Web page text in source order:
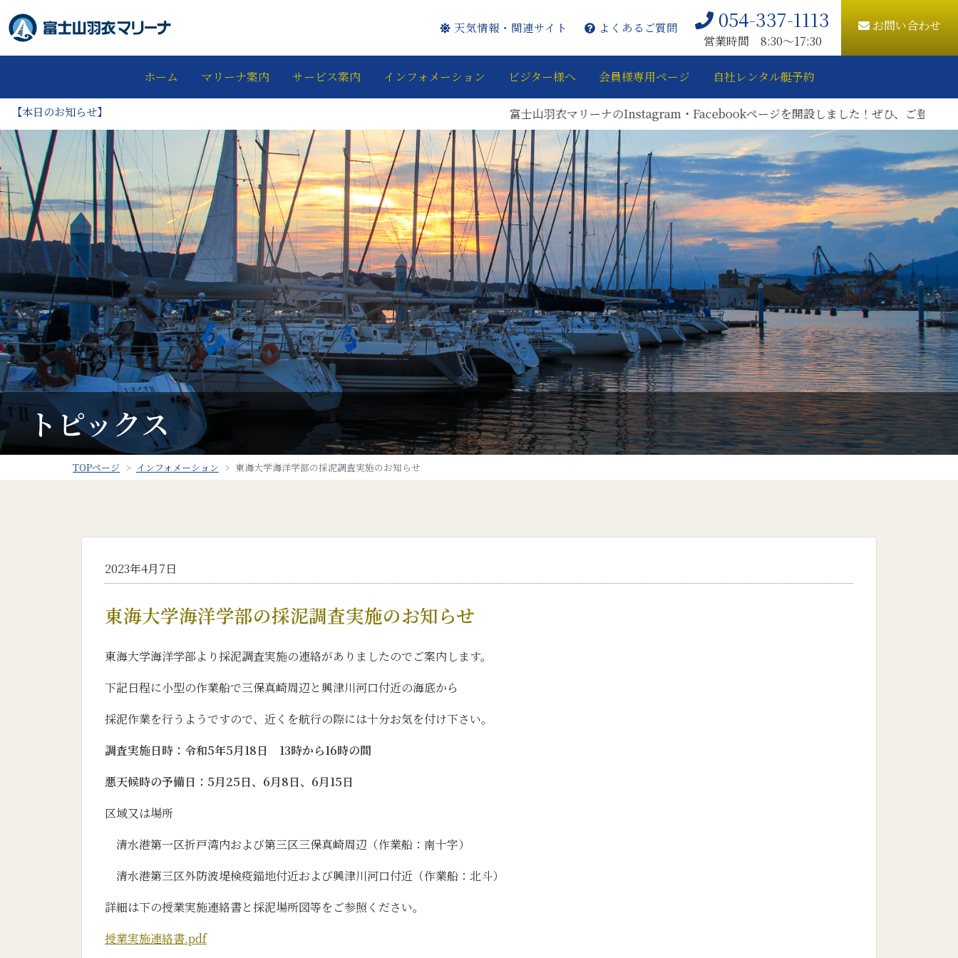
天気情報・関連サイト よくあるご質問 054-337-1113
営業時間 8:30〜17:30
お問い合わせ
ホーム マリーナ案内 サービス案内 インフォメーション ビジター様へ 会員様専用ページ 自社レンタル艇予約
【本日のお知らせ】 富士山羽衣マリーナのInstagram・Facebookページを開設しました！ぜひ、ご登録をお願いい
トピックス
TOPページ インフォメーション 東海大学海洋学部の採泥調査実施のお知らせ
2023年4月7日
東海大学海洋学部の採泥調査実施のお知らせ
東海大学海洋学部より採泥調査実施の連絡がありましたのでご案内します。
下記日程に小型の作業船で三保真崎周辺と興津川河口付近の海底から
採泥作業を行うようですので、近くを航行の際には十分お気を付け下さい。
調査実施日時：令和5年5月18日 13時から16時の間
悪天候時の予備日：5月25日、6月8日、6月15日
区域又は場所
清水港第一区折戸湾内および第三区三保真崎周辺（作業船：南十字）
清水港第三区外防波堤検疫錨地付近および興津川河口付近（作業船：北斗）
詳細は下の授業実施連絡書と採泥場所図等をご参照ください。
授業実施連絡書.pdf